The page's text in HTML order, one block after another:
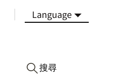
Language
搜尋